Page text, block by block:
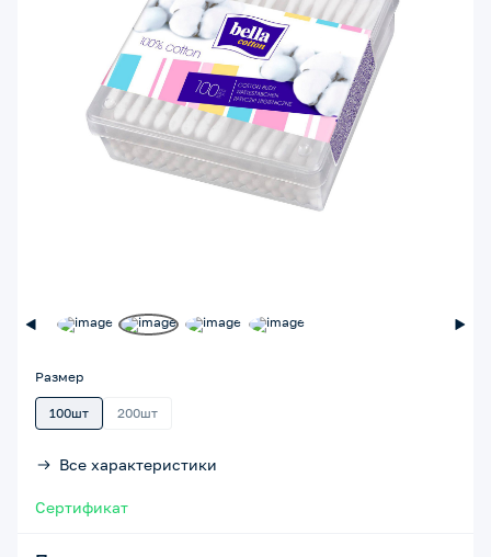
Размер
100шт 200шт
Все характеристики
Сертификат